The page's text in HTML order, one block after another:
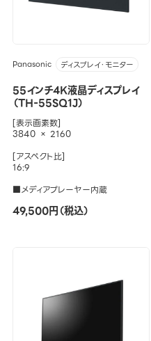
Panasonic ディスプレイ・モニター
55インチ4K液晶ディスプレイ
（TH-55SQ1J）
[表示画素数]
3840 × 2160
[アスペクト比]
16:9
■メディアプレーヤー内蔵
49,500円（税込）